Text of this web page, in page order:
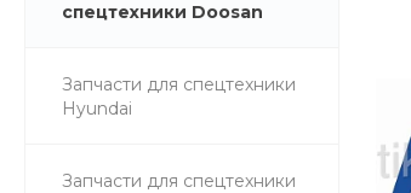
спецтехники Doosan
Запчасти для спецтехники
Hyundai
Запчасти для спецтехники